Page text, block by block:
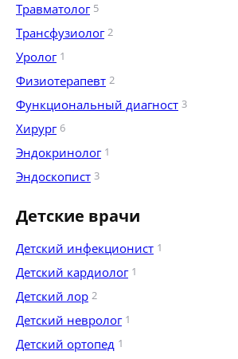
Травматолог 5
Трансфузиолог 2
Уролог 1
Физиотерапевт 2
Функциональный диагност 3
Хирург 6
Эндокринолог 1
Эндоскопист 3
Детские врачи
Детский инфекционист 1
Детский кардиолог 1
Детский лор 2
Детский невролог 1
Детский ортопед 1